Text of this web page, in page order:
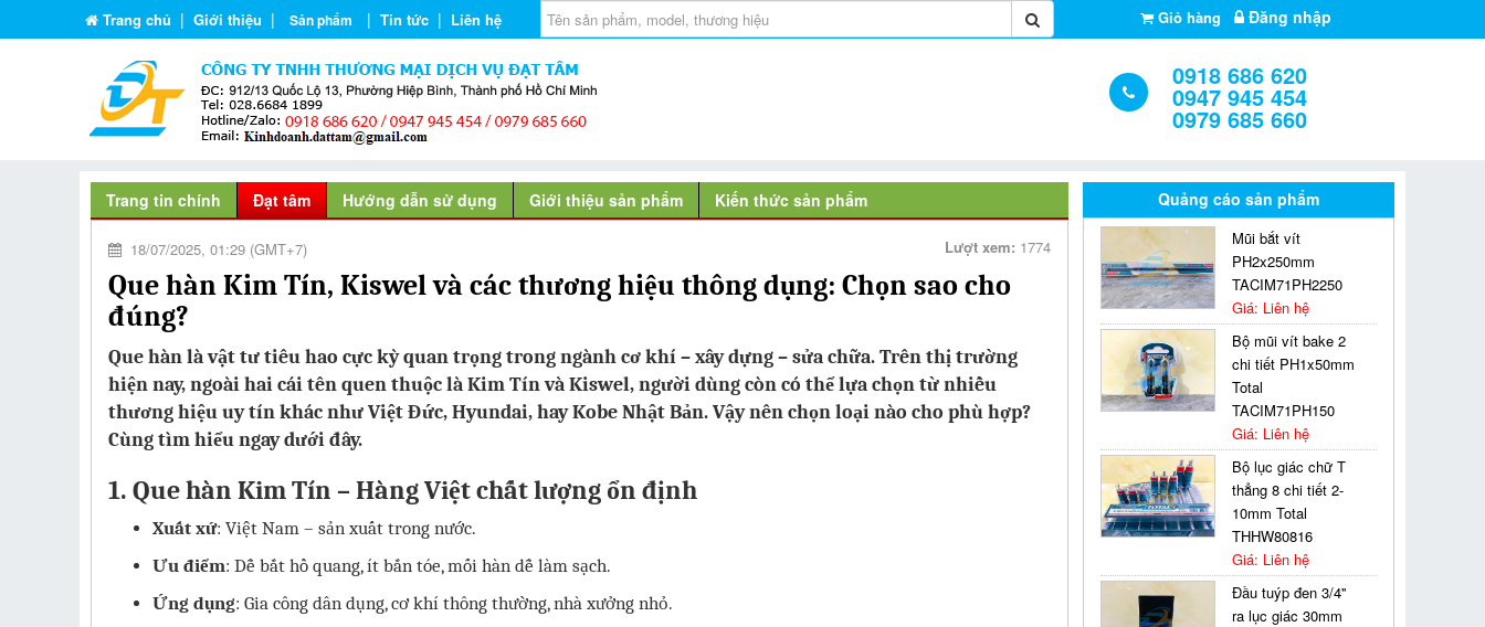
Trang chủ | Giới thiệu | Sản phẩm | Tin tức | Liên hệ Giỏ hàng Đăng nhập
0918 686 620
0947 945 454
0979 685 660
Trang tin chính Đạt tâm Hướng dẫn sử dụng Giới thiệu sản phẩm Kiến thức sản phẩm
18/07/2025, 01:29 (GMT+7) Lượt xem: 1774
Que hàn Kim Tín, Kiswel và các thương hiệu thông dụng: Chọn sao cho
đúng?
Que hàn là vật tư tiêu hao cực kỳ quan trọng trong ngành cơ khí – xây dựng – sửa chữa. Trên thị trường
hiện nay, ngoài hai cái tên quen thuộc là Kim Tín và Kiswel, người dùng còn có thể lựa chọn từ nhiều
thương hiệu uy tín khác như Việt Đức, Hyundai, hay Kobe Nhật Bản. Vậy nên chọn loại nào cho phù hợp?
Cùng tìm hiểu ngay dưới đây.
1. Que hàn Kim Tín – Hàng Việt chất lượng ổn định
Xuất xứ: Việt Nam – sản xuất trong nước.
Ưu điểm: Dễ bắt hồ quang, ít bắn tóe, mối hàn dễ làm sạch.
Ứng dụng: Gia công dân dụng, cơ khí thông thường, nhà xưởng nhỏ.
Quảng cáo sản phẩm
Mũi bắt vít
PH2x250mm
TACIM71PH2250
Giá: Liên hệ
Bộ mũi vít bake 2
chi tiết PH1x50mm
Total
TACIM71PH150
Giá: Liên hệ
Bộ lục giác chữ T
thẳng 8 chi tiết 2-
10mm Total
THHW80816
Giá: Liên hệ
Đầu tuýp đen 3/4''
ra lục giác 30mm